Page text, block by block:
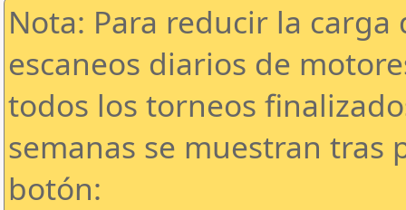
Nota: Para reducir la
escaneos diarios de
todos los torneos
semanas se muestran tras
botón: